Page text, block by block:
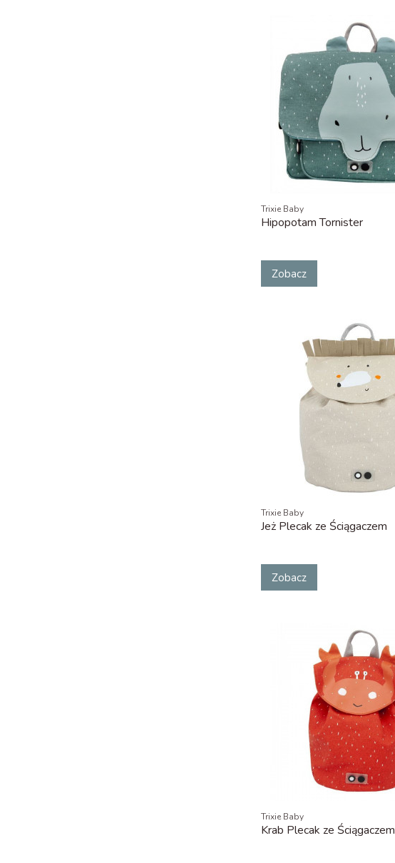
Trixie Baby
Hipopotam Tornister
Zobacz
Trixie Baby
Jeż Plecak ze Ściągaczem
Zobacz
Trixie Baby
Krab Plecak ze Ściągaczem